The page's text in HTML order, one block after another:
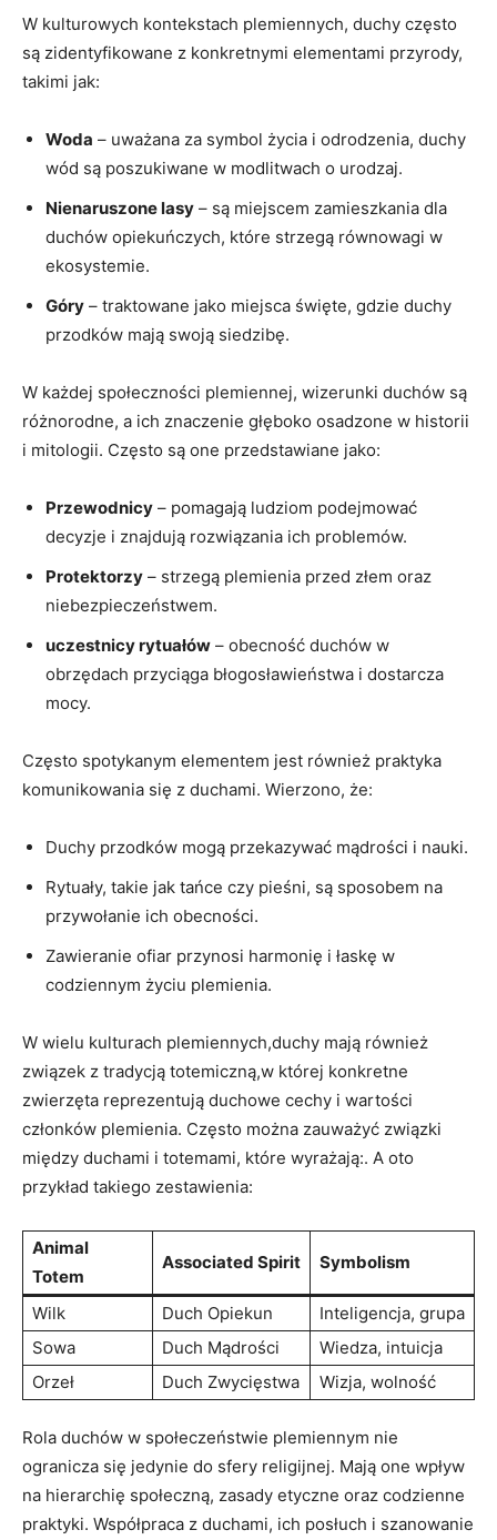
W kulturowych kontekstach plemiennych, duchy często
są zidentyfikowane z konkretnymi elementami przyrody,
takimi jak:
Woda – uważana za symbol życia i odrodzenia, duchy
wód są poszukiwane w modlitwach o urodzaj.
Nienaruszone lasy – są miejscem zamieszkania dla
duchów opiekuńczych, które strzegą równowagi w
ekosystemie.
Góry – traktowane jako miejsca święte, gdzie duchy
przodków mają swoją siedzibę.
W każdej społeczności plemiennej, wizerunki duchów są
różnorodne, a ich znaczenie głęboko osadzone w historii
i mitologii. Często są one przedstawiane jako:
Przewodnicy – pomagają ludziom podejmować
decyzje i znajdują rozwiązania ich problemów.
Protektorzy – strzegą plemienia przed złem oraz
niebezpieczeństwem.
uczestnicy rytuałów – obecność duchów w
obrzędach przyciąga błogosławieństwa i dostarcza
mocy.
Często spotykanym elementem jest również praktyka
komunikowania się z duchami. Wierzono, że:
Duchy przodków mogą przekazywać mądrości i nauki.
Rytuały, takie jak tańce czy pieśni, są sposobem na
przywołanie ich obecności.
Zawieranie ofiar przynosi harmonię i łaskę w
codziennym życiu plemienia.
W wielu kulturach plemiennych,duchy mają również
związek z tradycją totemiczną,w której konkretne
zwierzęta reprezentują duchowe cechy i wartości
członków plemienia. Często można zauważyć związki
między duchami i totemami, które wyrażają:. A oto
przykład takiego zestawienia:
Animal
Totem
Associated Spirit Symbolism
Wilk Duch Opiekun
Inteligencja, grupa
Sowa
Duch Mądrości
Wiedza, intuicja
Orzeł
Duch Zwycięstwa Wizja, wolność
Rola duchów w społeczeństwie plemiennym nie
ogranicza się jedynie do sfery religijnej. Mają one wpływ
na hierarchię społeczną, zasady etyczne oraz codzienne
praktyki. Współpraca z duchami, ich posłuch i szanowanie